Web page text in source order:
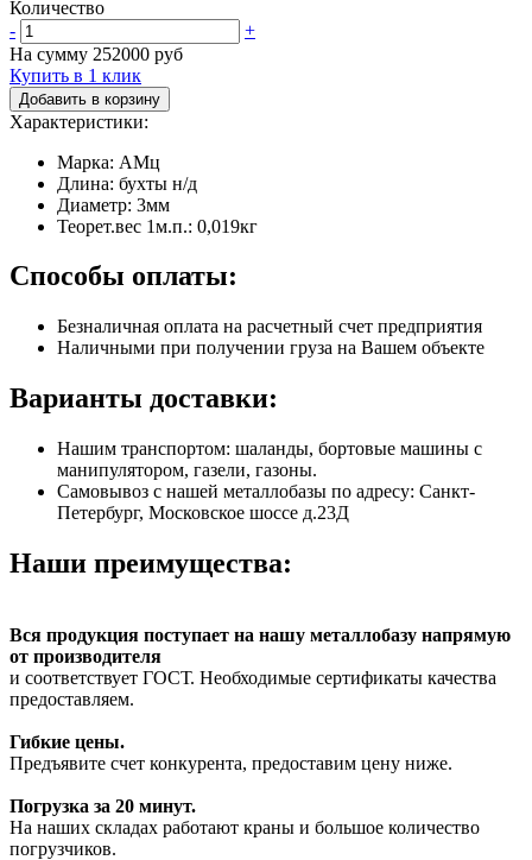
Количество
-
+
На сумму 252000 руб
Купить в 1 клик
Добавить в корзину
Характеристики:
Марка: АМц
Длина: бухты н/д
Диаметр: 3мм
Теорет.вес 1м.п.: 0,019кг
Способы оплаты:
Безналичная оплата на расчетный счет предприятия
Наличными при получении груза на Вашем объекте
Варианты доставки:
Нашим транспортом: шаланды, бортовые машины с
манипулятором, газели, газоны.
Самовывоз с нашей металлобазы по адресу: Санкт-
Петербург, Московское шоссе д.23Д
Наши преимущества:
Вся продукция поступает на нашу металлобазу напрямую
от производителя
и соответствует ГОСТ. Необходимые сертификаты качества
предоставляем.
Гибкие цены.
Предъявите счет конкурента, предоставим цену ниже.
Погрузка за 20 минут.
На наших складах работают краны и большое количество
погрузчиков.